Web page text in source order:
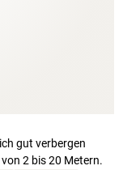
gut verbergen
2 bis 20 Metern.